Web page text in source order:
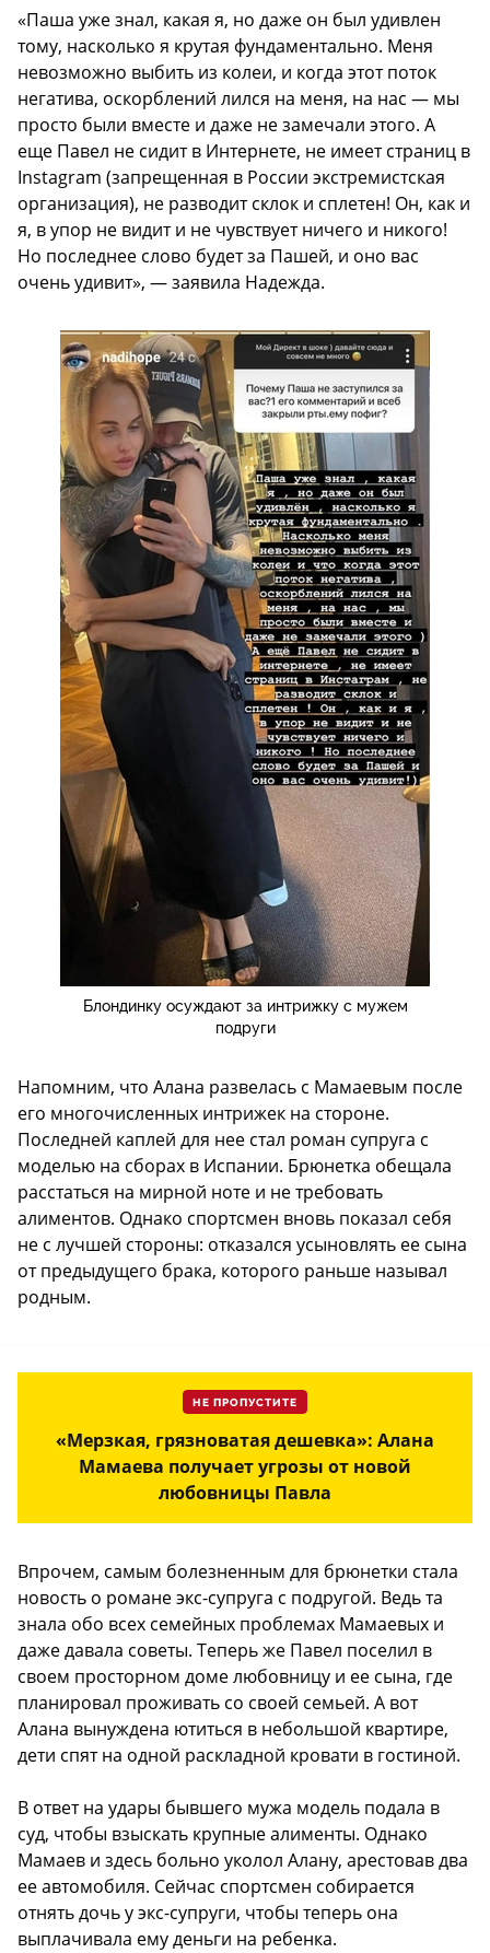
«Паша уже знал, какая я, но даже он был удивлен
тому, насколько я крутая фундаментально. Меня
невозможно выбить из колеи, и когда этот поток
негатива, оскорблений лился на меня, на нас — мы
просто были вместе и даже не замечали этого. А
еще Павел не сидит в Интернете, не имеет страниц в
Instagram (запрещенная в России экстремистская
организация), не разводит склок и сплетен! Он, как и
я, в упор не видит и не чувствует ничего и никого!
Но последнее слово будет за Пашей, и оно вас
очень удивит», — заявила Надежда.
Блондинку осуждают за интрижку с мужем
подруги
Напомним, что Алана развелась с Мамаевым после
его многочисленных интрижек на стороне.
Последней каплей для нее стал роман супруга с
моделью на сборах в Испании. Брюнетка обещала
расстаться на мирной ноте и не требовать
алиментов. Однако спортсмен вновь показал себя
не с лучшей стороны: отказался усыновлять ее сына
от предыдущего брака, которого раньше называл
родным.
НЕ ПРОПУСТИТЕ
«Мерзкая, грязноватая дешевка»: Алана
Мамаева получает угрозы от новой
любовницы Павла
Впрочем, самым болезненным для брюнетки стала
новость о романе экс-супруга с подругой. Ведь та
знала обо всех семейных проблемах Мамаевых и
даже давала советы. Теперь же Павел поселил в
своем просторном доме любовницу и ее сына, где
планировал проживать со своей семьей. А вот
Алана вынуждена ютиться в небольшой квартире,
дети спят на одной раскладной кровати в гостиной.
В ответ на удары бывшего мужа модель подала в
суд, чтобы взыскать крупные алименты. Однако
Мамаев и здесь больно уколол Алану, арестовав два
ее автомобиля. Сейчас спортсмен собирается
отнять дочь у экс-супруги, чтобы теперь она
выплачивала ему деньги на ребенка.